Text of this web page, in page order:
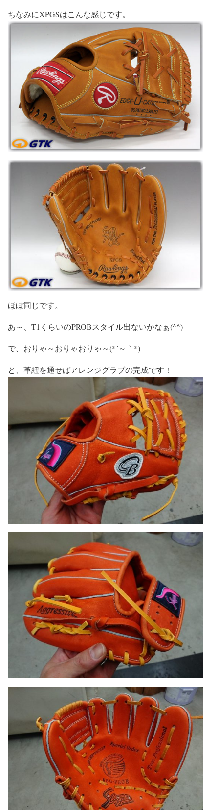
ちなみにXPGSはこんな感じです。
ほぼ同じです。
あ～、T1くらいのPROBスタイル出ないかなぁ(^^)
で、おりゃ～おりゃおりゃ～(*´～｀*)
と、革紐を通せばアレンジグラブの完成です！